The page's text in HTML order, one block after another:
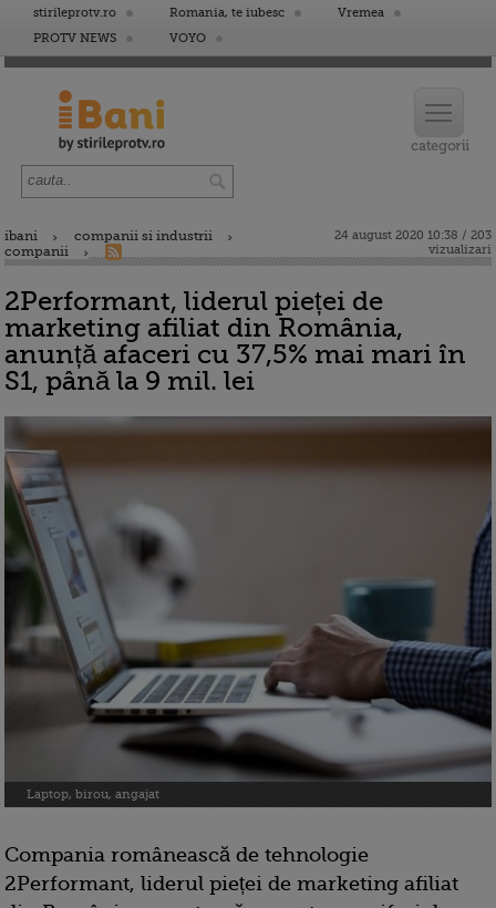
stirileprotv.ro Romania, te iubesc
Vremea
PROTV NEWS
VOYO
ibani
companii si industrii
companii
24 august 2020 10:38 / 203
vizualizari
2Performant, liderul pieței de
marketing afiliat din România,
anunță afaceri cu 37,5% mai mari în
S1, până la 9 mil. lei
Laptop, birou, angajat
Compania românească de tehnologie
2Performant, liderul pieței de marketing afiliat